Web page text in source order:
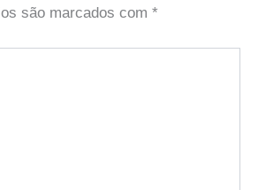
são marcados com *